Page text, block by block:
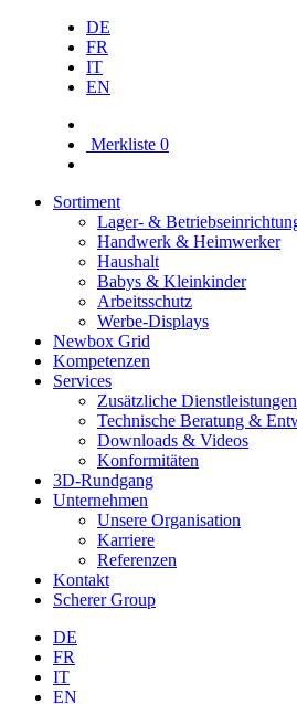
DE
FR
IT
EN
Merkliste 0
Sortiment
Lager- &
Handwerk & Heimwerker
Haushalt
Babys & Kleinkinder
Arbeitsschutz
Werbe-Displays
Newbox Grid
Kompetenzen
Services
Zusätzliche Dienstleistungen
Technische Beratung &
Downloads & Videos
Konformitäten
3D-Rundgang
Unternehmen
Unsere Organisation
Karriere
Referenzen
Kontakt
Scherer Group
DE
FR
IT
EN